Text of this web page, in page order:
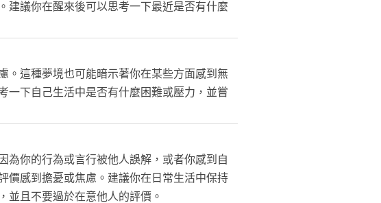
建議你在醒來後可以思考一下最近是否有什麼
。這種夢境也可能暗示著你在某些方面感到無
一下自己生活中是否有什麼困難或壓力，並嘗
為你的行為或言行被他人誤解，或者你感到自
價感到擔憂或焦慮。建議你在日常生活中保持
並且不要過於在意他人的評價。